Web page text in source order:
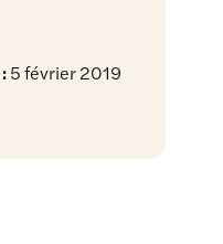
5 février 2019